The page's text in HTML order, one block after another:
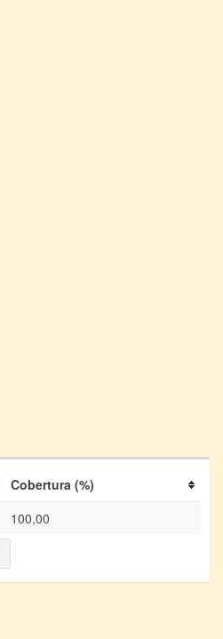
Cobertura (%)
100,00